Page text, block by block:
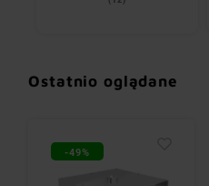
Ostatnio oglądane
-49%